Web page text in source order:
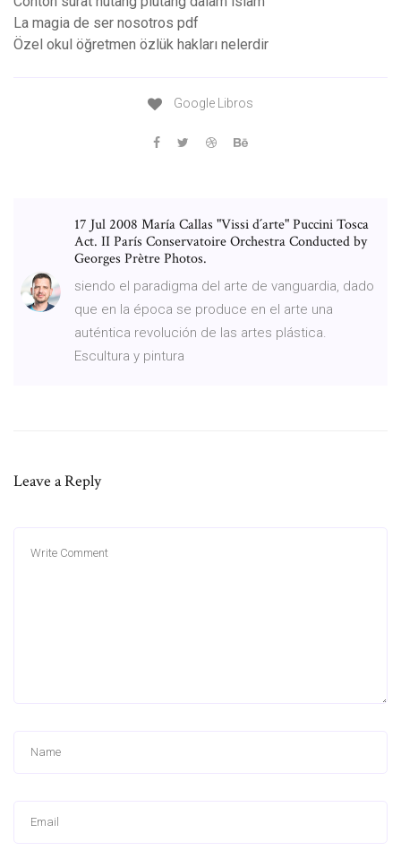
La magia de ser nosotros pdf
Özel okul öğretmen özlük hakları nelerdir
Google Libros
17 Jul 2008 María Callas "Vissi d´arte" Puccini Tosca
Act. II París Conservatoire Orchestra Conducted by
Georges Prètre Photos.
siendo el paradigma del arte de vanguardia, dado
que en la época se produce en el arte una
auténtica revolución de las artes plástica.
Escultura y pintura
Leave a Reply